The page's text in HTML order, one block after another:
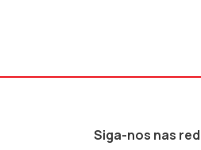
Siga-nos nas